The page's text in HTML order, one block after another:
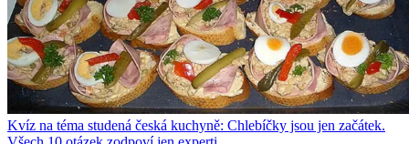
Kvíz na téma studená česká kuchyně: Chlebíčky jsou jen začátek.